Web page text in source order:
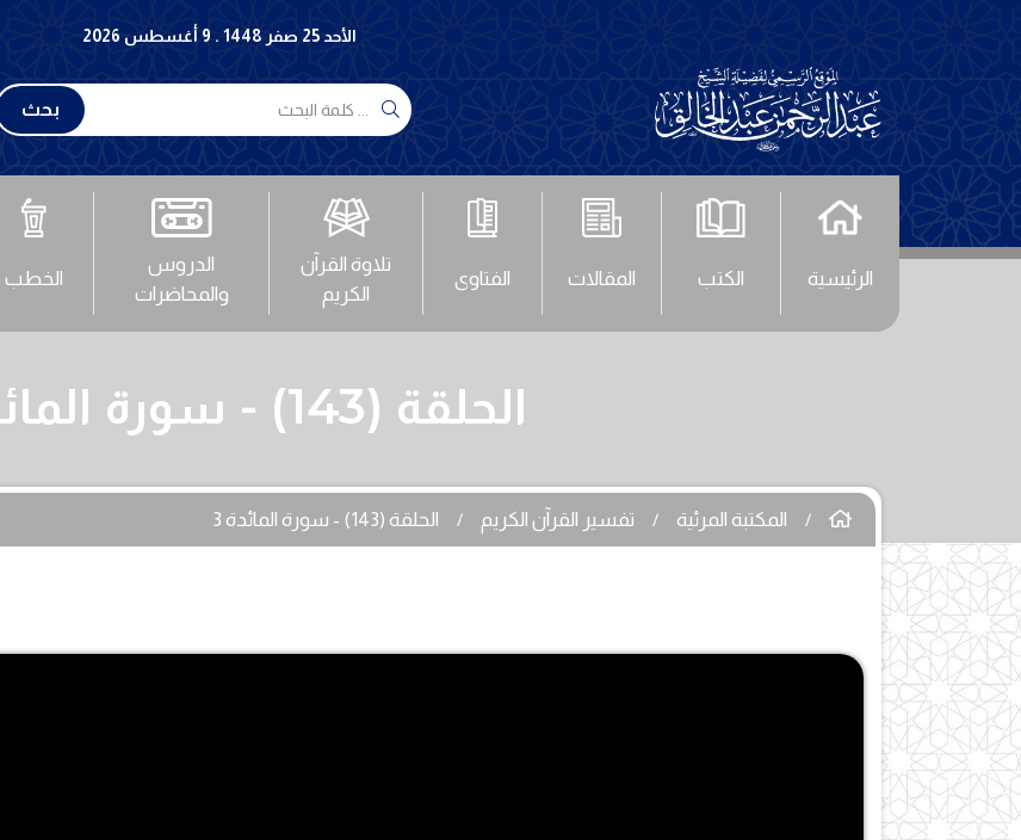
الأحد 25 صفر 1448 . 9 أغسطس 2026
بحث
الرئيسية الكتب المقالات الفتاوى
تلاوة القرآن
الكريم
الدروس
والمحاضرات
الخطب
الحلقة (143) - سورة المائدة 3
المكتبة المرئية تفسير القرآن الكريم الحلقة (143) - سورة المائدة 3